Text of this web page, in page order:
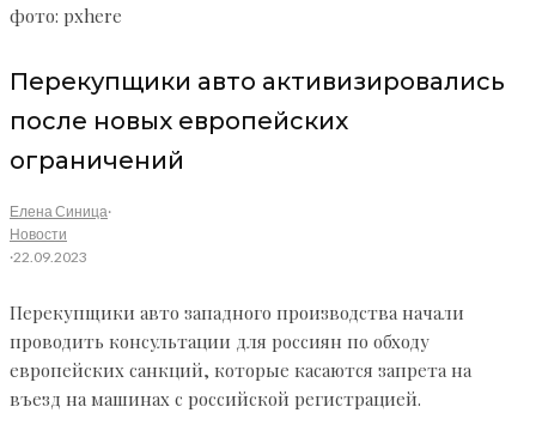
фото: pxhere
Перекупщики авто активизировались
после новых европейских
ограничений
Елена Синица·
Новости
·22.09.2023
Перекупщики авто западного производства начали
проводить консультации для россиян по обходу
европейских санкций, которые касаются запрета на
въезд на машинах с российской регистрацией.